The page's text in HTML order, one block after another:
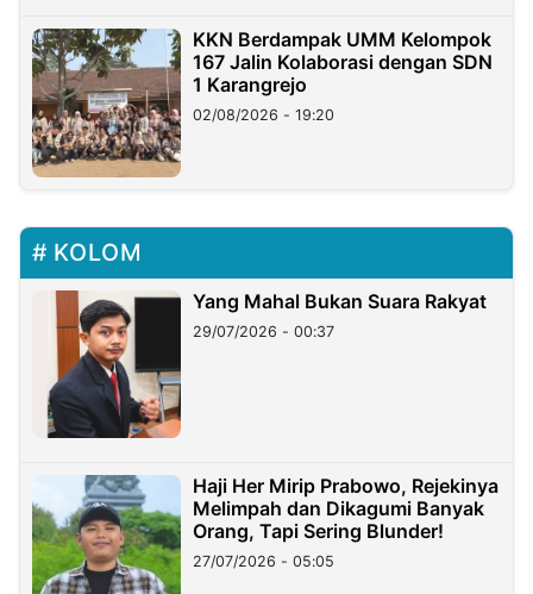
KKN Berdampak UMM Kelompok
167 Jalin Kolaborasi dengan SDN
1 Karangrejo
02/08/2026 - 19:20
KOLOM
Yang Mahal Bukan Suara Rakyat
29/07/2026 - 00:37
Haji Her Mirip Prabowo, Rejekinya
Melimpah dan Dikagumi Banyak
Orang, Tapi Sering Blunder!
27/07/2026 - 05:05